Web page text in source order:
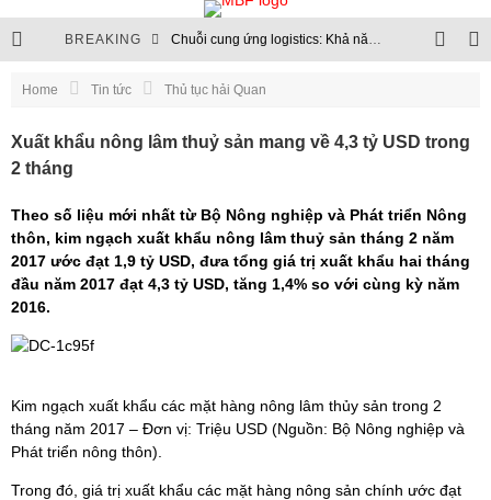
BREAKING Chuỗi cung ứng logistics: Khả năng chống chịu trở thành chuẩn mực mới
Home Tin tức Thủ tục hải Quan
Xuất khẩu nông lâm thuỷ sản mang về 4,3 tỷ USD trong
2 tháng
Theo số liệu mới nhất từ Bộ Nông nghiệp và Phát triển Nông
thôn, kim ngạch xuất khẩu nông lâm thuỷ sản tháng 2 năm
2017 ước đạt 1,9 tỷ USD, đưa tổng giá trị xuất khẩu hai tháng
đầu năm 2017 đạt 4,3 tỷ USD, tăng 1,4% so với cùng kỳ năm
2016.
Kim ngạch xuất khẩu các mặt hàng nông lâm thủy sản trong 2
tháng năm 2017 – Đơn vị: Triệu USD (Nguồn: Bộ Nông nghiệp và
Phát triển nông thôn).
Trong đó, giá trị xuất khẩu các mặt hàng nông sản chính ước đạt